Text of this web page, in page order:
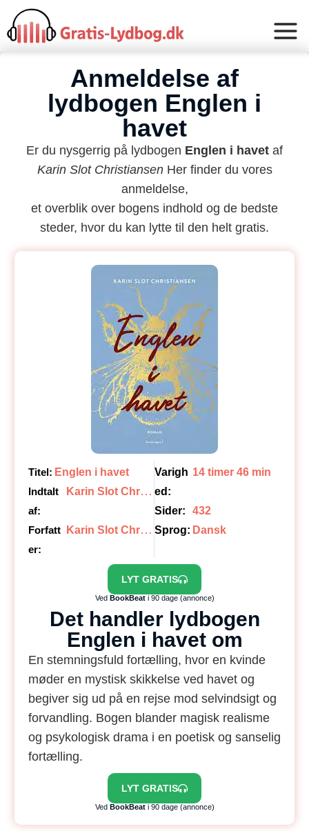
Anmeldelse af
lydbogen Englen i
havet
Er du nysgerrig på lydbogen Englen i havet af
Karin Slot ChristiansenHer finder du vores
anmeldelse,
et overblik over bogens indhold og de bedste
steder, hvor du kan lytte til den helt gratis.
Titel: Englen i havet
Indtalt
af:
K
arin Slot Christiansen
Forfatt
er:
K
arin Slot Christiansen
Varigh
ed:
14 timer 46 min
Sider:
432
Sprog: Dansk
LYT GRATIS
Ved BookBeati 90 dage (annonce)
Det handler lydbogen
Englen i havet om
En stemningsfuld fortælling, hvor en kvinde
møder en mystisk skikkelse ved havet og
begiver sig ud på en rejse mod selvindsigt og
forvandling. Bogen blander magisk realisme
og psykologisk drama i en poetisk og sanselig
fortælling.
LYT GRATIS
Ved BookBeati 90 dage (annonce)